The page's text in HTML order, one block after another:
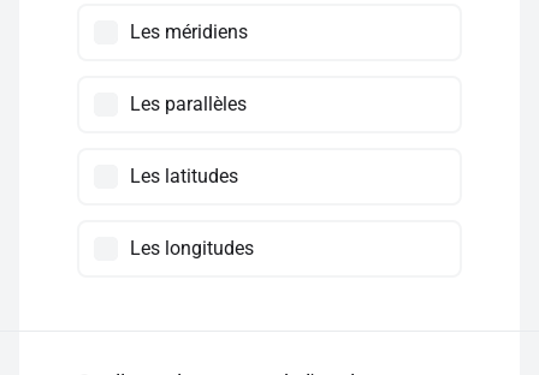
Les méridiens
Les parallèles
Les latitudes
Les longitudes